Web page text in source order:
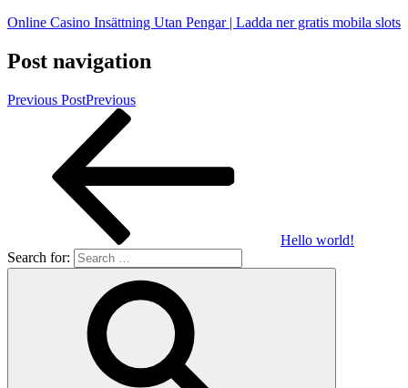
Online Casino Insättning Utan Pengar | Ladda ner gratis mobila slots
Post navigation
Previous PostPrevious
Hello world!
Search for: